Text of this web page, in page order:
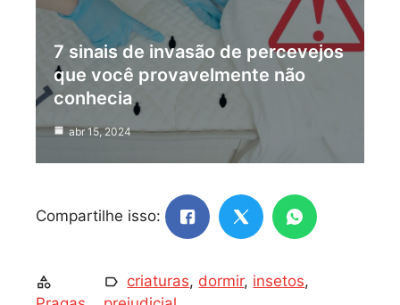
7 sinais de invasão de percevejos
que você provavelmente não
conhecia
abr 15, 2024
Compartilhe isso:
criaturas, dormir, insetos,